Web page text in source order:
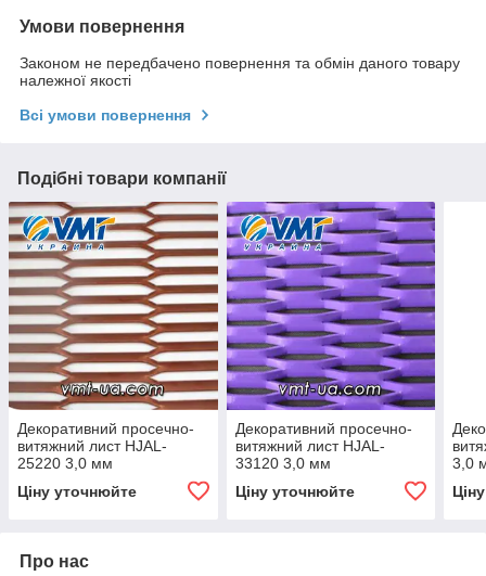
Умови повернення
Законом не передбачено повернення та обмін даного товару
належної якості
Всі умови повернення
Подібні товари компанії
Декоративний просечно-
витяжний лист HJAL-
25220 3,0 мм
Ціну уточнюйте
Декоративний просечно-
витяжний лист HJAL-
33120 3,0 мм
Ціну уточнюйте
3,0
Про нас